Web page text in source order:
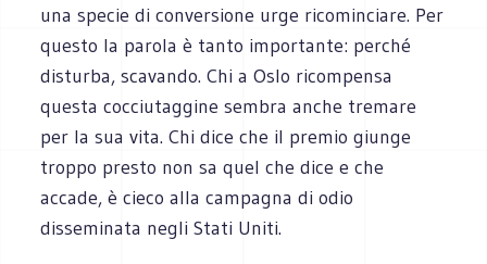
una specie di conversione urge ricominciare. Per
questo la parola è tanto importante: perché
disturba, scavando. Chi a Oslo ricompensa
questa cocciutaggine sembra anche tremare
per la sua vita. Chi dice che il premio giunge
troppo presto non sa quel che dice e che
accade, è cieco alla campagna di odio
disseminata negli Stati Uniti.